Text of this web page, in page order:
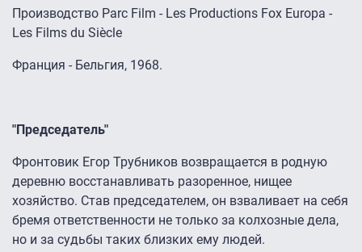
Производство Parc Film - Les Productions Fox Europa -
Les Films du Siècle
Франция - Бельгия, 1968.
"Председатель"
Фронтовик Егор Трубников возвращается в родную
деревню восстанавливать разоренное, нищее
хозяйство. Став председателем, он взваливает на себя
бремя ответственности не только за колхозные дела,
но и за судьбы таких близких ему людей.